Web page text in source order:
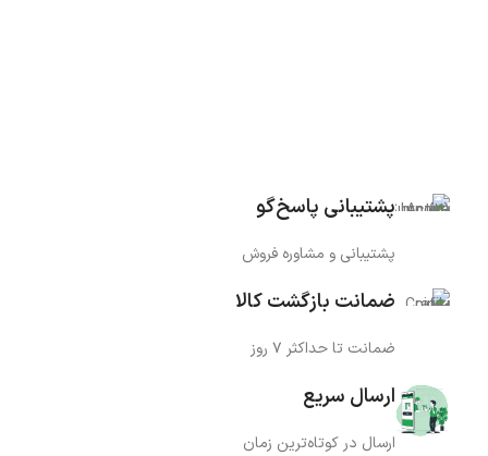
ارسال سریع
ارسال در کوتاه‌ترین زمان
ضمانت بازگشت کالا
ضمانت تا حداکثر ۷ روز
پشتیبانی پاسخ‌گو
پشتیبانی و مشاوره فروش